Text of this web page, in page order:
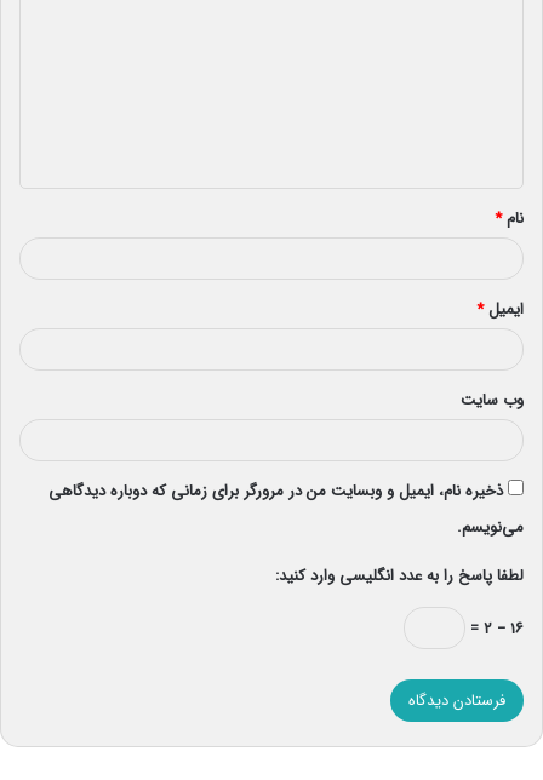
*
نام*
ایمیل*
وب‌ سایت
ذخیره نام، ایمیل و وبسایت من در مرورگر برای زمانی که دوباره دیدگاهی
می‌نویسم.
لطفا پاسخ را به عدد انگلیسی وارد کنید:
۱۶ − ۲ =